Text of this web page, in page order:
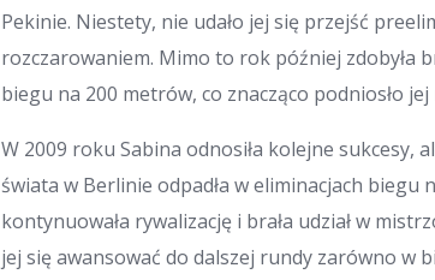
Pekinie. Niestety, nie udało jej się przejść
rozczarowaniem. Mimo to rok później zdobyła
biegu na 200 metrów, co znacząco podniosło
W 2009 roku Sabina odnosiła kolejne sukcesy,
świata w Berlinie odpadła w eliminacjach
kontynuowała rywalizację i brała udział w
jej się awansować do dalszej rundy zarówno w